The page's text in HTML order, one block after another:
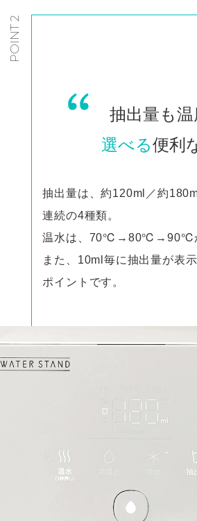
POINT 2
抽出量も温
選べる便利
抽出量は、約120ml／約
連続の4種類。
温水は、70℃→80℃→90℃か
また、10ml毎に抽出量が表
ポイントです。